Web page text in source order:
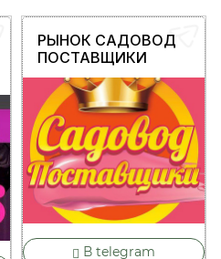
РЫНОК САДОВОД
ПОСТАВЩИКИ
В telegram